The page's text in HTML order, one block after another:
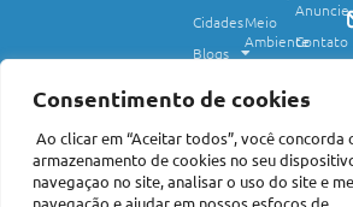
Consentimento de cookies
Ao clicar em “Aceitar todos”, você concorda
armazenamento de cookies no seu
navegaçao no site, analisar o uso do site e
navegação e ajudar em nossos esfoços de
Cidades
Blogs
Política
Concursos
e
Meio
Ambiente
Saúde
Mundo
Agro
Anuncie
Contato
de Uso
e